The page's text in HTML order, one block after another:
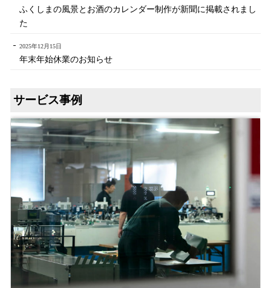
ふくしまの風景とお酒のカレンダー制作が新聞に掲載されまし
た
2025年12月15日
年末年始休業のお知らせ
サービス事例